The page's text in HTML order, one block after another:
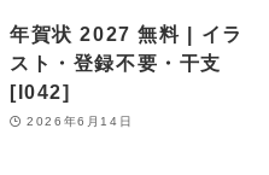
年賀状 2027 無料 | イラ
スト・登録不要・干支
[I042]
2026年6月14日